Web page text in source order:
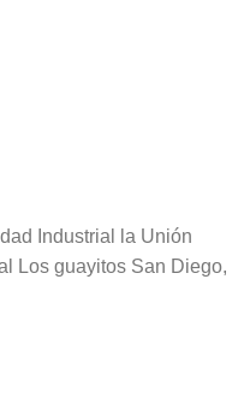
Industrial la Unión
Los guayitos San Diego,